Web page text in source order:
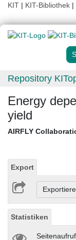
KIT | KIT-Bibliothek |
Repository
Energy
yield
AIRFLY
Export
Statistiken